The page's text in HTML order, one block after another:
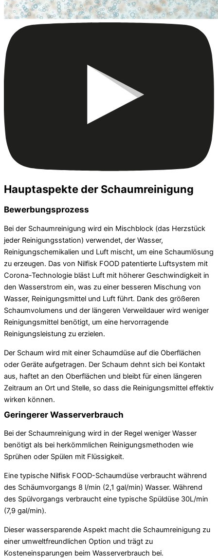
Hauptaspekte der Schaumreinigung
Bewerbungsprozess
Bei der Schaumreinigung wird ein Mischblock (das Herzstück
jeder Reinigungsstation) verwendet, der Wasser,
Reinigungschemikalien und Luft mischt, um eine Schaumlösung
zu erzeugen. Das von Nilfisk FOOD patentierte Luftsystem mit
Corona-Technologie bläst Luft mit höherer Geschwindigkeit in
den Wasserstrom ein, was zu einer besseren Mischung von
Wasser, Reinigungsmittel und Luft führt. Dank des größeren
Schaumvolumens und der längeren Verweildauer wird weniger
Reinigungsmittel benötigt, um eine hervorragende
Reinigungsleistung zu erzielen.
Der Schaum wird mit einer Schaumdüse auf die Oberflächen
oder Geräte aufgetragen. Der Schaum dehnt sich bei Kontakt
aus, haftet an den Oberflächen und bleibt für einen längeren
Zeitraum an Ort und Stelle, so dass die Reinigungsmittel effektiv
wirken können.
Geringerer Wasserverbrauch
Bei der Schaumreinigung wird in der Regel weniger Wasser
benötigt als bei herkömmlichen Reinigungsmethoden wie
Sprühen oder Spülen mit Flüssigkeit.
Eine typische Nilfisk FOOD-Schaumdüse verbraucht während
des Schäumvorgangs 8 l/min (2,1 gal/min) Wasser. Während
des Spülvorgangs verbraucht eine typische Spüldüse 30L/min
(7,9 gal/min).
Dieser wassersparende Aspekt macht die Schaumreinigung zu
einer umweltfreundlichen Option und trägt zu
Kosteneinsparungen beim Wasserverbrauch bei.